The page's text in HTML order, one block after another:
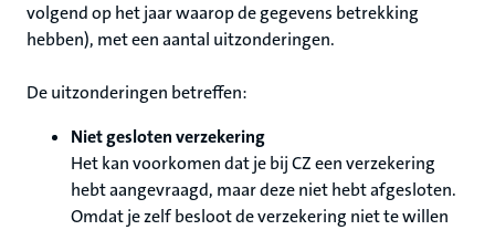
volgend op het jaar waarop de gegevens betrekking
hebben), met een aantal uitzonderingen.
De uitzonderingen betreffen:
Niet gesloten verzekering
Het kan voorkomen dat je bij CZ een verzekering
hebt aangevraagd, maar deze niet hebt afgesloten.
Omdat je zelf besloot de verzekering niet te willen